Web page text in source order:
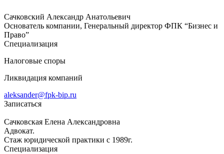
Сачковский Александр Анатольевич
Основатель компании, Генеральный директор ФПК “Бизнес и
Право”
Специализация
Налоговые споры
Ликвидация компаний
aleksander@fpk-bip.ru
Записаться
Сачковская Елена Александровна
Адвокат.
Стаж юридической практики с 1989г.
Специализация